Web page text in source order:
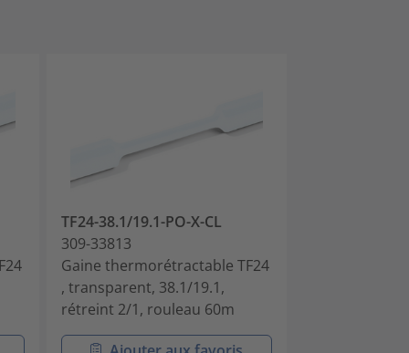
TF24-38.1/19.1-PO-X-CL
309-33813
Gaine thermorétractable TF24
, transparent, 38.1/19.1,
rétreint 2/1, rouleau 60m